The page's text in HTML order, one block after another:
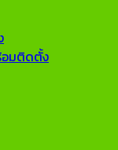
อมติดตั้ง